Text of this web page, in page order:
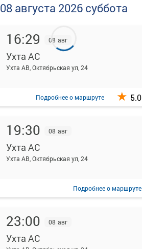
08 августа 2026 суббота
16:29 08 авг
Ухта АС
Ухта АВ, Октябрьская ул, 24
Подробнеео маршруте 5.0
19:30 08 авг
Ухта АС
Ухта АВ, Октябрьская ул, 24
Подробнеео маршруте
23:00 08 авг
Ухта АС